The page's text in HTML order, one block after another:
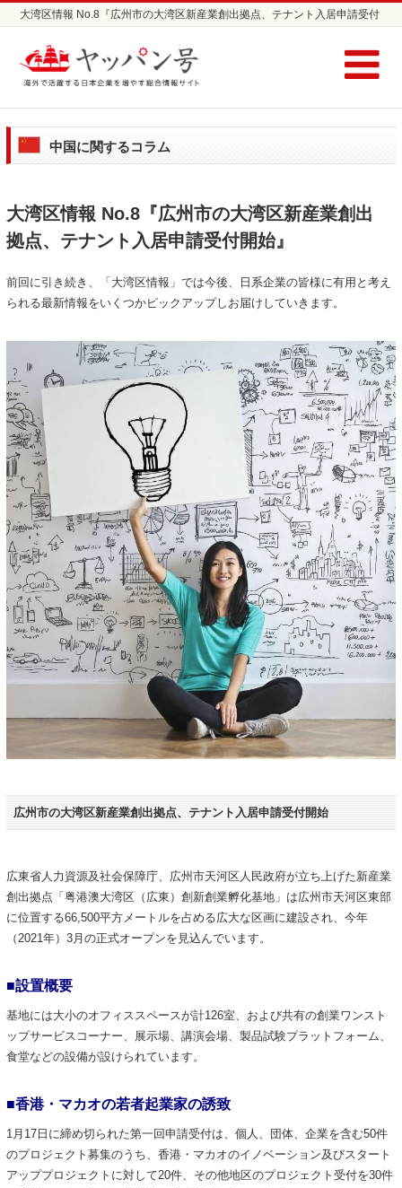
大湾区情報 No.8『広州市の大湾区新産業創出拠点、テナント入居申請受付
中国に関するコラム
大湾区情報 No.8『広州市の大湾区新産業創出
拠点、テナント入居申請受付開始』
前回に引き続き、「大湾区情報」では今後、日系企業の皆様に有用と考え
られる最新情報をいくつかピックアップしお届けしていきます。
広州市の大湾区新産業創出拠点、テナント入居申請受付開始
広東省人力資源及社会保障庁、広州市天河区人民政府が立ち上げた新産業
創出拠点「粤港澳大湾区（広東）創新創業孵化基地」は広州市天河区東部
に位置する66,500平方メートルを占める広大な区画に建設され、今年
（2021年）3月の正式オープンを見込んでいます。
■設置概要
基地には大小のオフィススペースが計126室、および共有の創業ワンスト
ップサービスコーナー、展示場、講演会場、製品試験プラットフォーム、
食堂などの設備が設けられています。
■香港・マカオの若者起業家の誘致
1月17日に締め切られた第一回申請受付は、個人、団体、企業を含む50件
のプロジェクト募集のうち、香港・マカオのイノベーション及びスタート
アッププロジェクトに対して20件、その他地区のプロジェクト受付を30件